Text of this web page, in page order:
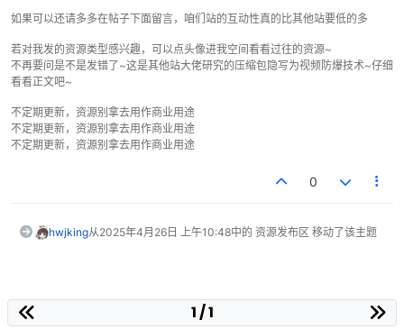
如果可以还请多多在帖子下面留言，咱们站的互动性真的比其他站要低的多
若对我发的资源类型感兴趣，可以点头像进我空间看看过往的资源~
不再要问是不是发错了~这是其他站大佬研究的压缩包隐写为视频防爆技术~仔细
看看正文吧~
不定期更新，资源别拿去用作商业用途
不定期更新，资源别拿去用作商业用途
不定期更新，资源别拿去用作商业用途
0
hwjking从2025年4月26日 上午10:48中的 资源发布区 移动了该主题
1 / 1